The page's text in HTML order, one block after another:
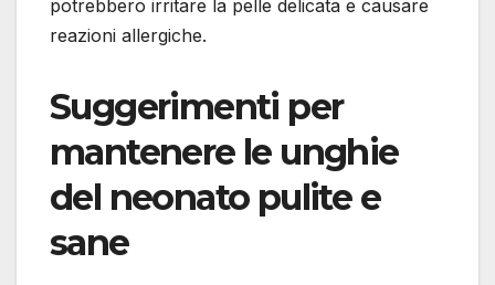
potrebbero irritare la pelle delicata e causare
reazioni allergiche.
Suggerimenti per
mantenere le unghie
del neonato pulite e
sane